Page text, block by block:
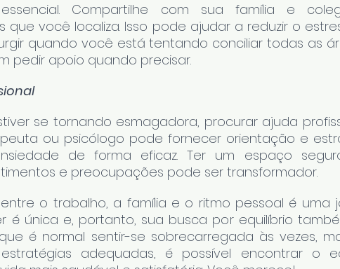
Compartilhe com sua família e
que você localiza. Isso pode ajudar a reduzir o
quando você está tentando conciliar todas as
pedir apoio quando precisar.
se tornando esmagadora, procurar ajuda
ou psicólogo pode fornecer orientação e
de forma eficaz. Ter um espaço
e preocupações pode ser transformador.
o trabalho, a família e o ritmo pessoal é uma
é única e, portanto, sua busca por equilíbrio
é normal sentir-se sobrecarregada às vezes,
adequadas, é possível encontrar o